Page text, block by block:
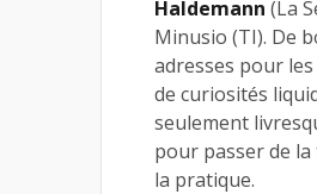
Haldemann (La
Minusio (TI). De
adresses pour
de curiosités
seulement
pour passer de
la pratique.